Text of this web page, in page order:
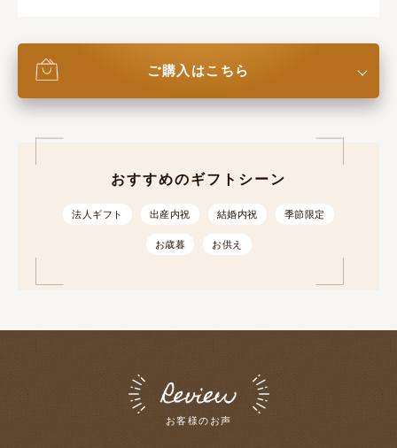
ご購入はこちら
おすすめのギフトシーン
法人ギフト 出産内祝 結婚内祝 季節限定
お歳暮 お供え
お客様のお声